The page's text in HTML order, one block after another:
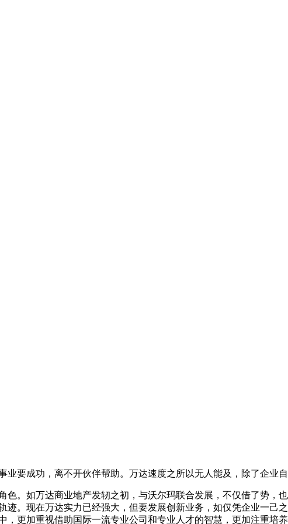
业要成功，离不开伙伴帮助。万达速度之所以无人能及，除了企业
色。如万达商业地产发轫之初，与沃尔玛联合发展，不仅借了势，
迹。现在万达实力已经强大，但要发展创新业务，如仅凭企业一己
更加重视借助国际一流专业公司和专业人才的智慧，更加注重培